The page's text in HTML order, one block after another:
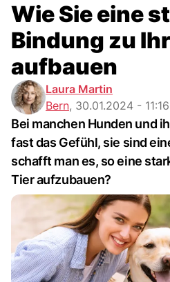
Wie Sie eine
Bindung zu
aufbauen
Laura Martin
Bern, 30.01.2024 - 11:16
Bei manchen Hunden und
fast das Gefühl, sie sind
schafft man es, so eine
Tier aufzubauen?